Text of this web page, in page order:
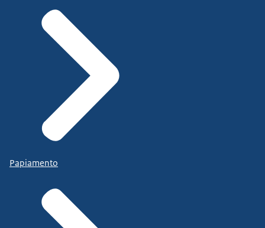
Papiamento